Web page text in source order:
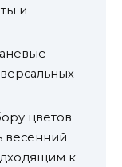
и
цветов
весенний
к